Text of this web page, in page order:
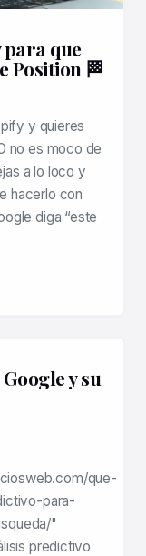
para que
Position 🏁
y quieres
no es moco de
a lo loco y
hacerlo con
diga “este
y su
que-
para-
"
predictivo